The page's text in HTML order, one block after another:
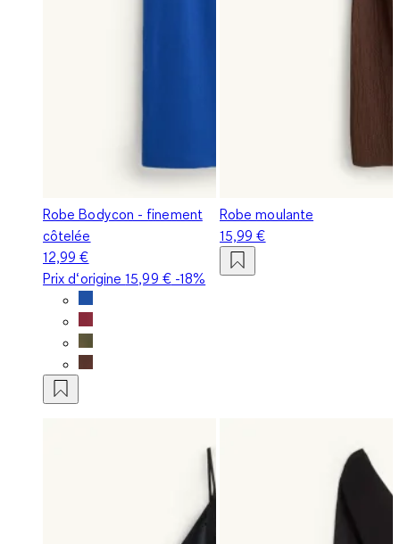
Robe Bodycon - finement
côtelée
12,99 €
Prix d‘origine15,99 €-18%
Robe moulante
15,99 €